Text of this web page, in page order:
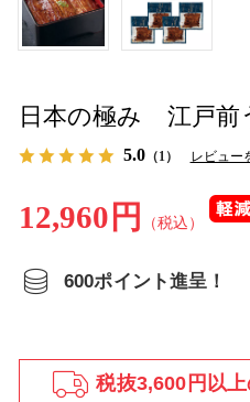
日本の極み 江戸
5.0 （1） レビュー
12,960円 （税込）
600ポイント進呈！
税抜3,600円以